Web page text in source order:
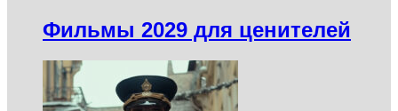
Фильмы 2029 для ценителей